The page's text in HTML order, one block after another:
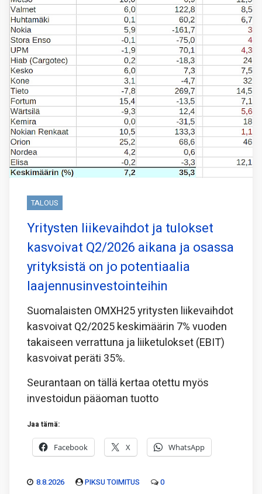
TALOUS
Yritysten liikevaihdot ja tulokset
kasvoivat Q2/2026 aikana ja osassa
yrityksistä on jo potentiaalia
laajennusinvestointeihin
Suomalaisten OMXH25 yritysten liikevaihdot
kasvoivat Q2/2025 keskimäärin 7% vuoden
takaiseen verrattuna ja liiketulokset (EBIT)
kasvoivat peräti 35%.
Seurantaan on tällä kertaa otettu myös
investoidun pääoman tuotto
Jaa tämä:
Facebook X WhatsApp
8.8.2026 PIKSU TOIMITUS 0